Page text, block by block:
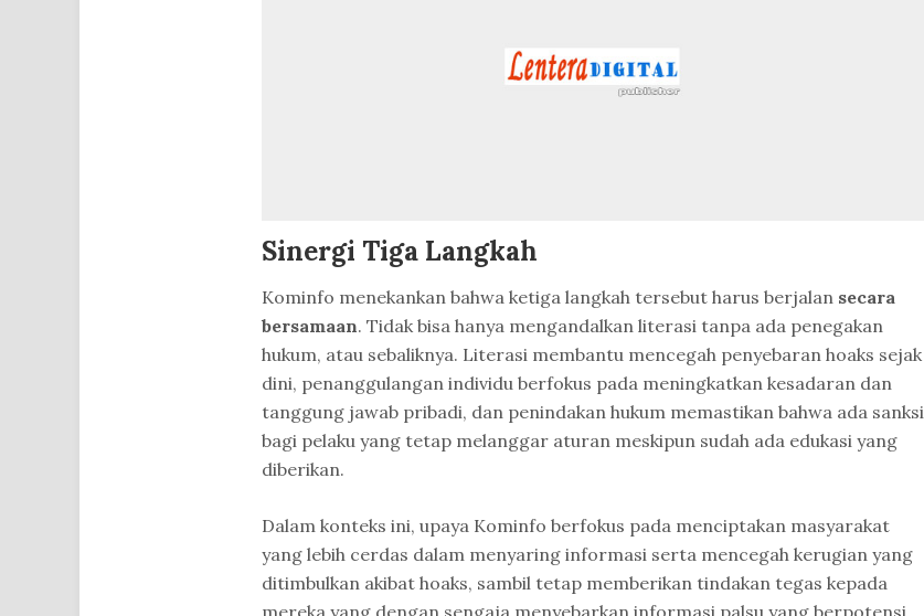
Sinergi Tiga Langkah
Kominfo menekankan bahwa ketiga langkah tersebut harus berjalan secara
bersamaan. Tidak bisa hanya mengandalkan literasi tanpa ada penegakan
hukum, atau sebaliknya. Literasi membantu mencegah penyebaran hoaks sejak
dini, penanggulangan individu berfokus pada meningkatkan kesadaran dan
tanggung jawab pribadi, dan penindakan hukum memastikan bahwa ada sanksi
bagi pelaku yang tetap melanggar aturan meskipun sudah ada edukasi yang
diberikan.
Dalam konteks ini, upaya Kominfo berfokus pada menciptakan masyarakat
yang lebih cerdas dalam menyaring informasi serta mencegah kerugian yang
ditimbulkan akibat hoaks, sambil tetap memberikan tindakan tegas kepada
mereka yang dengan sengaja menyebarkan informasi palsu yang berpotensi